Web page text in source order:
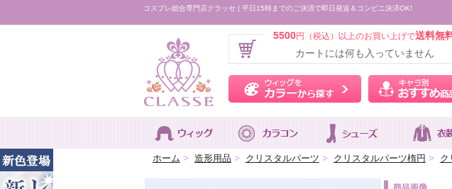
コスプレ総合専門店クラッセ | 平日15時までのご決済で即日発送＆コンビニ決済OK!
5500円（税込）以上のお買い上げで送料無
カートには何も入っていません
ウィッグをカラ
ホーム > 造形用品 > クリスタルパーツ > クリスタルパーツ楕円 > ク